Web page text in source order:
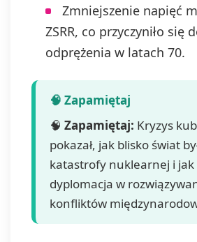
Zmniejszenie napięć
ZSRR, co przyczyniło się
odprężenia w latach 70.
🧠 Zapamiętaj: Kryzys
pokazał, jak blisko świat
katastrofy nuklearnej i jak
dyplomacja w
konfliktów